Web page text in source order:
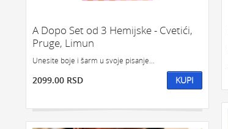
A Dopo Set od 3 Hemijske - Cvetići,
Pruge, Limun
Unesite boje i šarm u svoje pisanje...
2099.00 RSD KUPI